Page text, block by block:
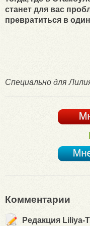
станет для вас
превратиться в
Специально для
Комментарии
Редакция Liliya-